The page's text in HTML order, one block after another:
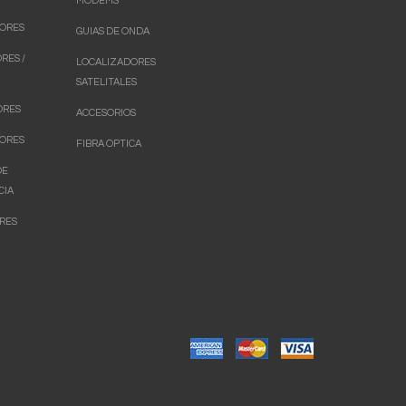
/
GUIAS DE ONDA
LOCALIZADORES
SATELITALES
ACCESORIOS
FIBRA OPTICA